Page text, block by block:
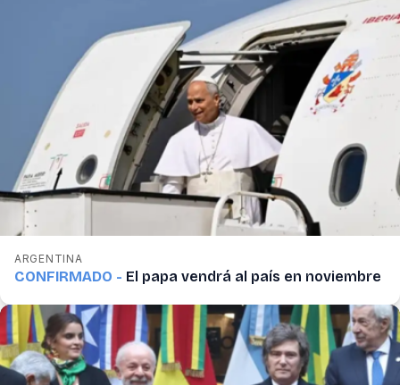
ARGENTINA
CONFIRMADO - El papa vendrá al país en noviembre